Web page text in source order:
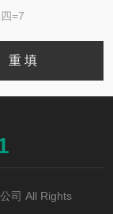
=7
司 All Rights